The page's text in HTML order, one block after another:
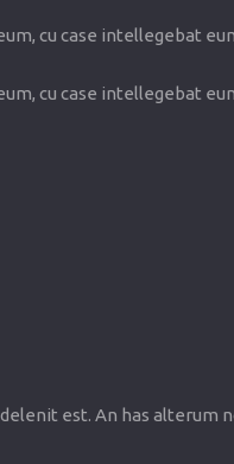
cu case intellegebat
cu case intellegebat
est. An has alterum